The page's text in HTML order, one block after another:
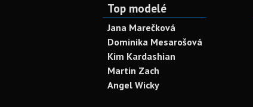
Top modelé
Jana Marečková
Dominika Mesarošová
Kim Kardashian
Martin Zach
Angel Wicky